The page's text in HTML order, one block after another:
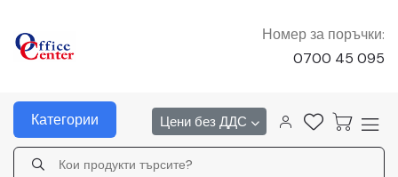
Номер за поръчки:
0700 45 095
Категории Цени без ДДС